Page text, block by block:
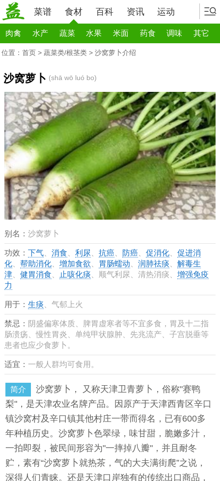
菜谱 食材 百科 资讯 运动
肉禽 水产 蔬菜 水果 米面 药食 调味 其它
位置： 首页 > 蔬菜类/根茎类 > 沙窝萝卜介绍
沙窝萝卜 (shā wō luó bo)
别名： 沙窝萝卜
功效： 下气、 消食、 利尿、 抗癌、 防癌、 促消化、 促进消
化、 帮助消化、 增加食欲、 胃肠蠕动、 润肺祛痰、 解毒生
津、 健胃消食、 止咳化痰、顺气利尿、清热消痰、 增强免疫
力
用于： 生痰、气郁上火
禁忌： 阴盛偏寒体质、脾胃虚寒者等不宜多食，胃及十二指
肠溃疡、慢性胃炎、单纯甲状腺肿、先兆流产、子宫脱垂等
患者也应少食萝卜。
适宜： 一般人群均可食用。
简介
沙窝萝卜， 又称天津卫青萝卜，俗称"赛鸭
梨"，是天津农业名牌产品。因原产于天津西青区辛口
镇沙窝村及辛口镇其他村庄一带而得名，已有600多
年种植历史。沙窝萝卜色翠绿，味甘甜，脆嫩多汁，
一拍即裂，被民间形容为"一摔掉八瓣"，并且耐冬
贮，素有“沙窝萝卜就热茶，气的大夫满街爬”之说，
深得人们青睐。还是天津口岸独有的传统出口商品，